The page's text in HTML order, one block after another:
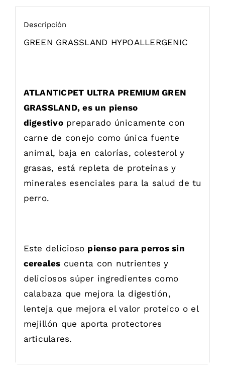
Descripción
GREEN GRASSLAND HYPOALLERGENIC
ATLANTICPET ULTRA PREMIUM GREN
GRASSLAND, es un pienso
digestivopreparado únicamente con
carne de conejo como única fuente
animal, baja en calorías, colesterol y
grasas, está repleta de proteínas y
minerales esenciales para la salud de tu
perro.
Este delicioso pienso para perros sin
cereales cuenta con nutrientes y
deliciosos súper ingredientes como
calabaza que mejora la digestión,
lenteja que mejora el valor proteico o el
mejillón que aporta protectores
articulares.